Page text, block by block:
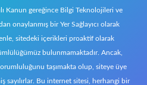
Kanun gereğince Bilgi Teknolojileri ve
onaylanmış bir Yer Sağlayıcı olarak
sitedeki içerikleri proaktif olarak
bulunmamaktadır. Ancak,
taşımakta olup, siteye üye
sayılırlar. Bu internet sitesi, herhangi bir